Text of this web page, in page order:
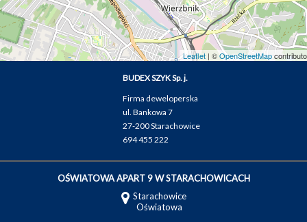
Leaflet | ©OpenStreetMap
BUDEX SZYK Sp. j.
Firma deweloperska
ul. Bankowa 7
27-200 Starachowice
694 455 222
OŚWIATOWA APART 9 W STARACHOWICACH
Starachowice
Oświatowa